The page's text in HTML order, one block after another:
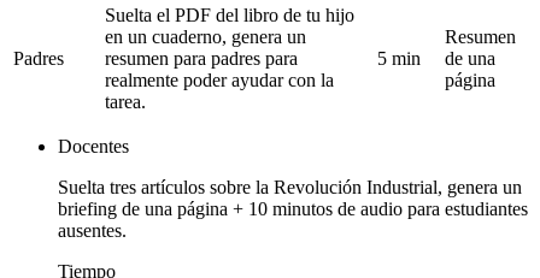
Padres
Suelta el PDF del libro de tu hijo
en un cuaderno, genera un
resumen para padres para
realmente poder ayudar con la
tarea.
5 min
Resumen
de una
página
Docentes
Suelta tres artículos sobre la Revolución Industrial, genera un
briefing de una página + 10 minutos de audio para estudiantes
ausentes.
Tiempo